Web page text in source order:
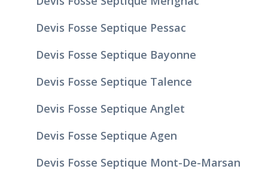
Devis Fosse Septique Pessac
Devis Fosse Septique Bayonne
Devis Fosse Septique Talence
Devis Fosse Septique Anglet
Devis Fosse Septique Agen
Devis Fosse Septique Mont-De-Marsan